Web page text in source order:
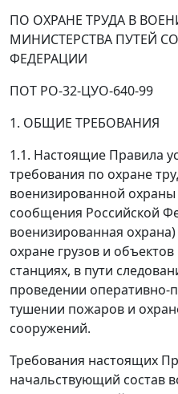
ПО ОХРАНЕ ТРУДА В
МИНИСТЕРСТВА ПУТЕЙ
ФЕДЕРАЦИИ
ПОТ РО-32-ЦУО-640-99
1. ОБЩИЕ ТРЕБОВАНИЯ
1.1. Настоящие Правила
требования по охране
военизированной
сообщения Российской
военизированная
охране грузов и
станциях, в пути
проведении оперативно-
тушении пожаров и
сооружений.
Требования настоящих
начальствующий состав